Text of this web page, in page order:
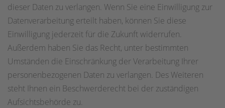
dieser Daten zu verlangen. Wenn Sie eine Einwilligung zur
Datenverarbeitung erteilt haben, können Sie diese
Einwilligung jederzeit für die Zukunft widerrufen.
Außerdem haben Sie das Recht, unter bestimmten
Umständen die Einschränkung der Verarbeitung Ihrer
personenbezogenen Daten zu verlangen. Des Weiteren
steht Ihnen ein Beschwerderecht bei der zuständigen
Aufsichtsbehörde zu.